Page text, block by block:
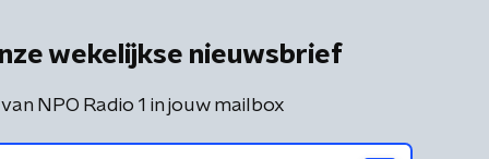
wekelijkse nieuwsbrief
NPO Radio 1 in jouw mailbox